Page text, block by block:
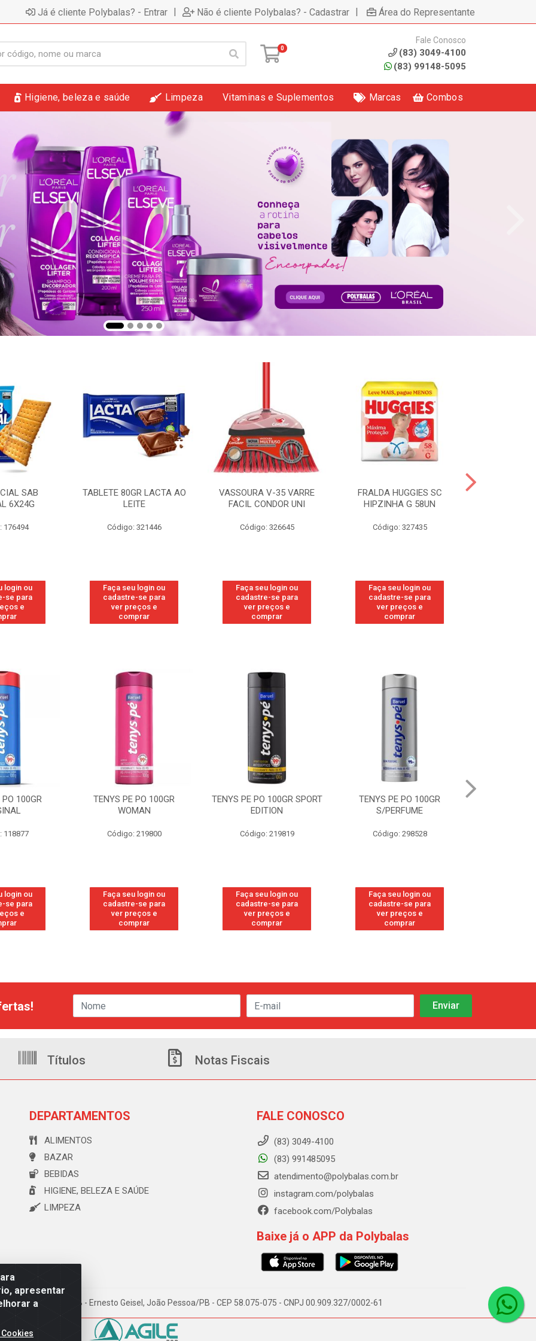
Já é cliente Polybalas? - Entrar | Não é cliente Polybalas? - Cadastrar | Área do Representante
0
Fale Conosco
(83) 3049-4100
(83) 99148-5095
Higiene, beleza e saúde Limpeza Vitaminas e Suplementos Marcas Combos
SAB
6X24G
176494
login ou
se para
e
TABLETE 80GR LACTA AO
LEITE
Código: 321446
Faça seu login ou
cadastre-se para
ver preços e
comprar
VASSOURA V-35 VARRE
FACIL CONDOR UNI
Código: 326645
Faça seu login ou
cadastre-se para
ver preços e
comprar
FRALDA HUGGIES SC
HIPZINHA G 58UN
Código: 327435
Faça seu login ou
cadastre-se para
ver preços e
comprar
100GR
118877
login ou
se para
e
TENYS PE PO 100GR
WOMAN
Código: 219800
Faça seu login ou
cadastre-se para
ver preços e
comprar
TENYS PE PO 100GR SPORT
EDITION
Código: 219819
Faça seu login ou
cadastre-se para
ver preços e
comprar
TENYS PE PO 100GR
S/PERFUME
Código: 298528
Faça seu login ou
cadastre-se para
ver preços e
comprar
apresentar
a
Títulos Notas Fiscais
DEPARTAMENTOS
ALIMENTOS
BAZAR
BEBIDAS
HIGIENE, BELEZA E SAÚDE
LIMPEZA
FALE CONOSCO
(83) 3049-4100
(83) 991485095
atendimento@polybalas.com.br
instagram.com/polybalas
facebook.com/Polybalas
Baixe já o APP da Polybalas
173 Galpão B - Ernesto Geisel, João Pessoa/PB - CEP 58.075-075 - CNPJ 00.909.327/0002-61